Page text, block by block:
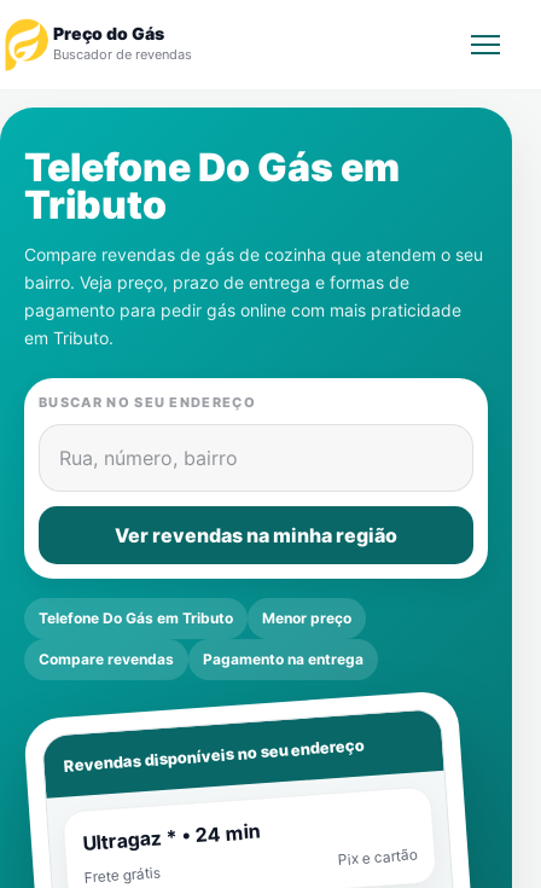
Preço do Gás
Buscador de revendas
Revendedor
Notícias
Cadastre-se
Gás
Contatos
Telefone Do Gás em
Tributo
Compare revendas de gás de cozinha que atendem o seu
bairro. Veja preço, prazo de entrega e formas de
pagamento para pedir gás online com mais praticidade
em Tributo.
BUSCAR NO SEU ENDEREÇO
Rua, número, bairro
Ver revendas na minha região
Telefone Do Gás em Tributo Menor preço
Compare revendas Pagamento na entrega
Revendas disponíveis no seu endereço
Ultragaz * • 24 min
Frete grátis
Pix e cartão